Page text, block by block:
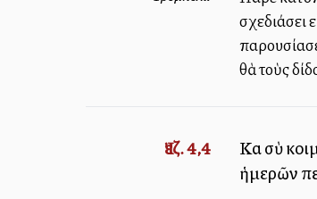
σχεδιάσει
θὰ τοὺς
Ἰεζ. 4,4
Καὶ σὺ
ἡμερῶν